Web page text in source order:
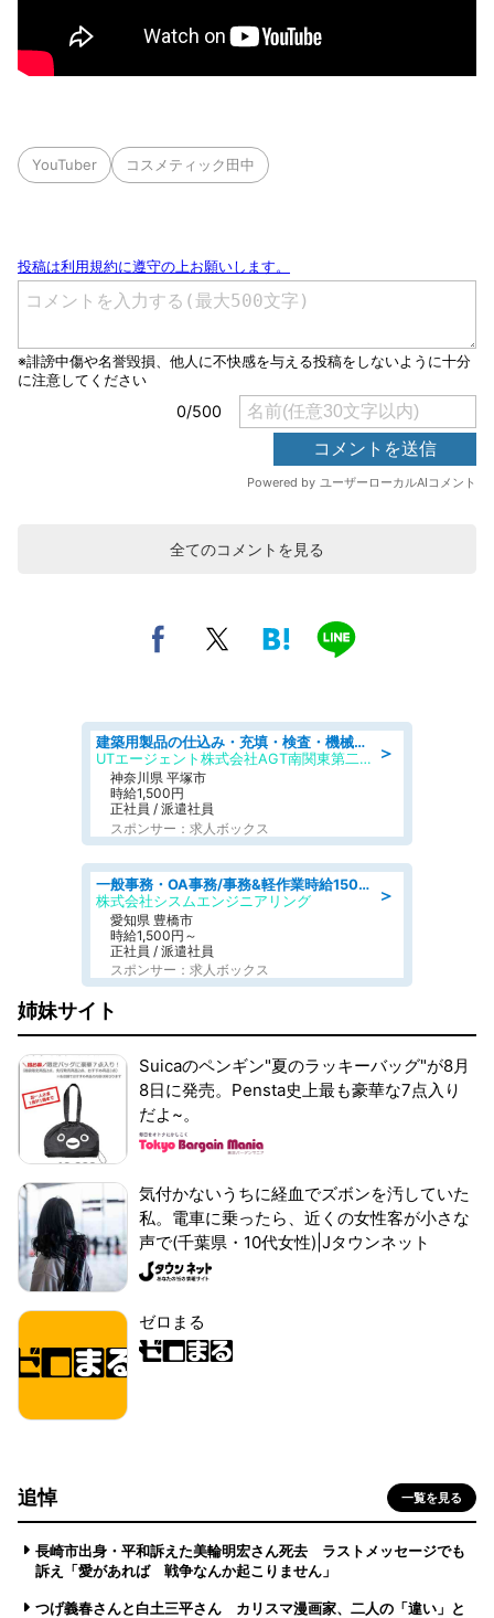
YouTuber コスメティック田中
全てのコメントを見る
＞
建築用製品の仕込み・充填・検査・機械操作/寮完備/日払い/工場・製造
UTエージェント株式会社AGT南関東第二CU
神奈川県 平塚市
時給1,500円
正社員 / 派遣社員
スポンサー：求人ボックス
＞
一般事務・OA事務/事務&軽作業時給1500円土日祝休み各種社保完備
株式会社シスムエンジニアリング
愛知県 豊橋市
時給1,500円～
正社員 / 派遣社員
スポンサー：求人ボックス
姉妹サイト
Suicaのペンギン"夏のラッキーバッグ"が8月
8日に発売。Pensta史上最も豪華な7点入り
だよ~。
気付かないうちに経血でズボンを汚していた
私。電車に乗ったら、近くの女性客が小さな
声で(千葉県・10代女性)|Jタウンネット
ゼロまる
追悼 一覧を見る
長崎市出身・平和訴えた美輪明宏さん死去 ラストメッセージでも
訴え「愛があれば 戦争なんか起こりません」
つげ義春さんと白土三平さん カリスマ漫画家、二人の「違い」と